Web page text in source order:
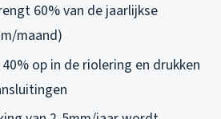
60% van de jaarlijkse
maand)
op in de riolering en drukken